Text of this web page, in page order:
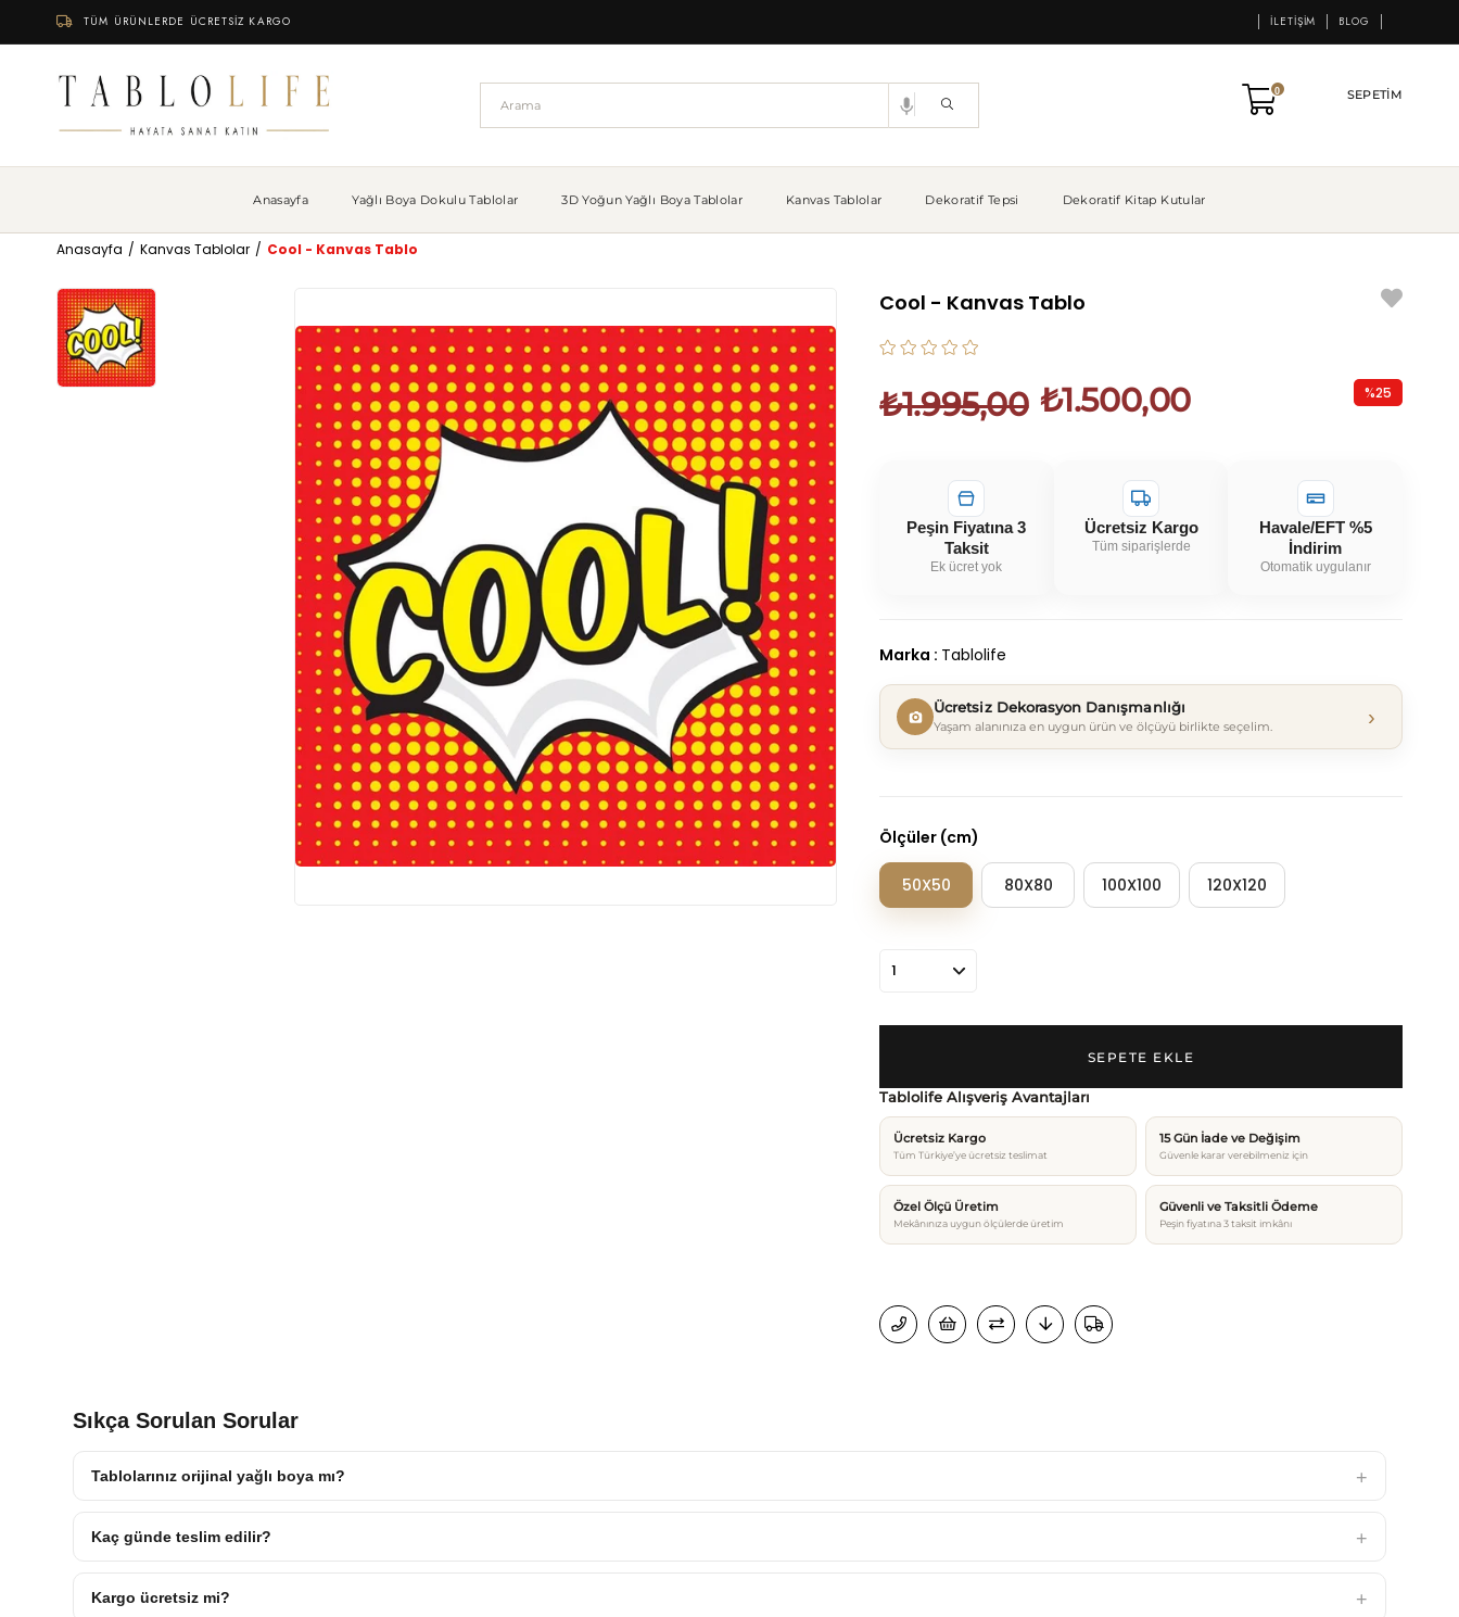
TÜM ÜRÜNLERDE ÜCRETSİZ KARGO İLETIŞIM BLOG
SEPETIM
0
Anasayfa Yağlı Boya Dokulu Tablolar 3D Yoğun Yağlı Boya Tablolar Kanvas Tablolar Dekoratif Tepsi Dekoratif Kitap Kutular
Anasayfa Kanvas Tablolar Cool - Kanvas Tablo
Cool - Kanvas Tablo
₺1.995,00 ₺1.500,00 %25
Peşin Fiyatına 3
Taksit
Ek ücret yok
Ücretsiz Kargo
Tüm siparişlerde
Havale/EFT %5
İndirim
Otomatik uygulanır
Marka : Tablolife
Ücretsiz Dekorasyon Danışmanlığı
Yaşam alanınıza en uygun ürün ve ölçüyü birlikte seçelim. ›
Ölçüler (cm)
50X50 80X80 100X100 120X120
Tablolife Alışveriş Avantajları
Ücretsiz Kargo
Tüm Türkiye’ye ücretsiz teslimat
15 Gün İade ve Değişim
Güvenle karar verebilmeniz için
Özel Ölçü Üretim
Mekânınıza uygun ölçülerde üretim
Güvenli ve Taksitli Ödeme
Peşin fiyatına 3 taksit imkânı
Sıkça Sorulan Sorular
Tablolarınız orijinal yağlı boya mı?
Kaç günde teslim edilir?
Kargo ücretsiz mi?